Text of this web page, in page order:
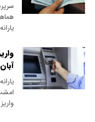
آبان ۱۴۰۳